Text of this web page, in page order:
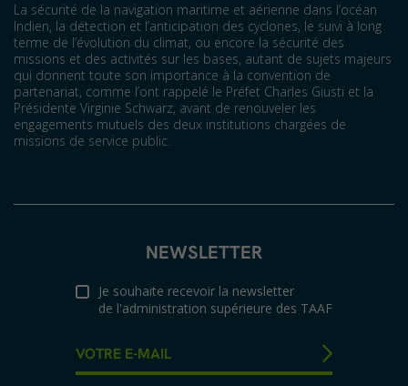
La sécurité de la navigation maritime et aérienne dans l’océan
Indien, la détection et l’anticipation des cyclones, le suivi à long
terme de l’évolution du climat, ou encore la sécurité des
missions et des activités sur les bases, autant de sujets majeurs
qui donnent toute son importance à la convention de
partenariat, comme l’ont rappelé le Préfet Charles Giusti et la
Présidente Virginie Schwarz, avant de renouveler les
engagements mutuels des deux institutions chargées de
missions de service public.
NEWSLETTER
Je souhaite recevoir la newsletter
de l'administration supérieure des TAAF